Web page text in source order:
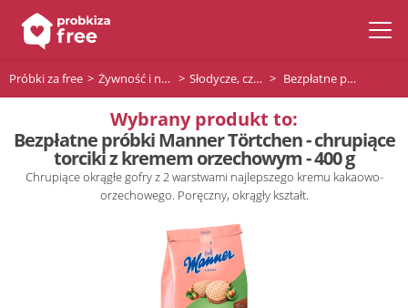
Próbki za free Żywność i napoje Słodycze, czekolady i desery Bezpłatne próbki Manner Törtchen - chrupiące torciki z kremem orzechowym - 400 g
Wybrany produkt to:
Bezpłatne próbki Manner Törtchen - chrupiące
torciki z kremem orzechowym - 400 g
Chrupiące okrągłe gofry z 2 warstwami najlepszego kremu kakaowo-
orzechowego. Poręczny, okrągły kształt.